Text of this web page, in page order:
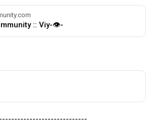
:: Viy-👁-